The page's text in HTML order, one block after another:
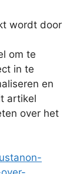
wordt door
om te
in te
en
artikel
over het